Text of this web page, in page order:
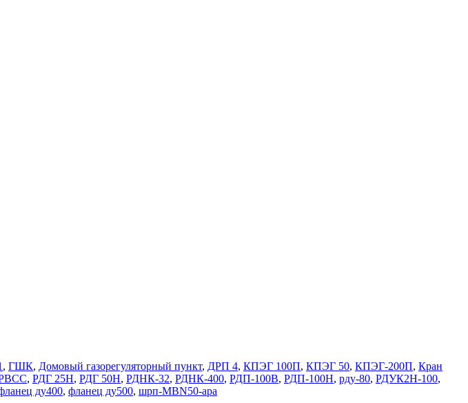
, ГШК, Домовый газорегуляторный пункт, ДРП 4, КПЭГ 100П, КПЭГ 50, КПЭГ-200П, Кран
, РДГ 25Н, РДГ 50Н, РДНК-32, РДНК-400, РДП-100В, РДП-100Н, рду-80, РДУК2Н-100,
ду400, фланец ду500, шрп-MBN50-apa